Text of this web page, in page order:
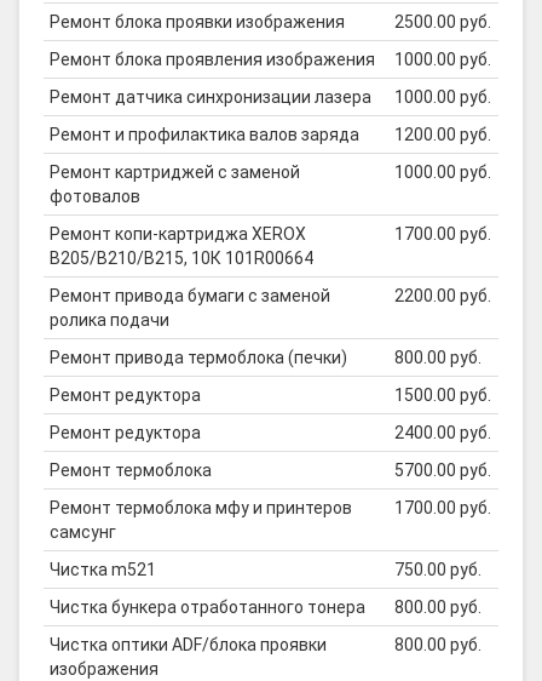
Ремонт блока проявки изображения
2500.00 руб.
Ремонт блока проявления изображения
1000.00 руб.
Ремонт датчика синхронизации лазера
1000.00 руб.
Ремонт и профилактика валов заряда
1200.00 руб.
Ремонт картриджей с заменой
фотовалов
1000.00 руб.
Ремонт копи-картриджа XEROX
B205/B210/B215, 10К 101R00664
1700.00 руб.
Ремонт привода бумаги с заменой
ролика подачи
2200.00 руб.
Ремонт привода термоблока (печки)
800.00 руб.
Ремонт редуктора
1500.00 руб.
Ремонт редуктора
2400.00 руб.
Ремонт термоблока
5700.00 руб.
Ремонт термоблока мфу и принтеров
самсунг
1700.00 руб.
Чистка m521
750.00 руб.
Чистка бункера отработанного тонера
800.00 руб.
Чистка оптики ADF/блока проявки
изображения
800.00 руб.